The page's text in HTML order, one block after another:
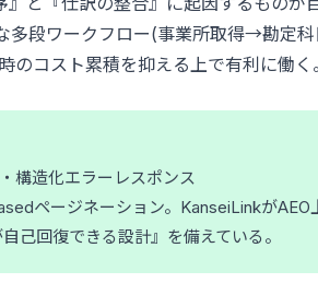
多段ワークフロー(事業所取得→勘定
コスト累積を抑える上で有利に働く。
構造化エラーレスポンス
ページネーション。KanseiLinkがAEO
己回復できる設計』を備えている。